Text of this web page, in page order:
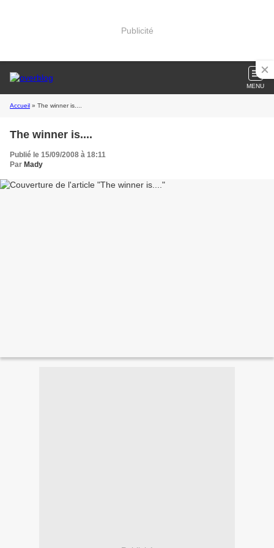
Publicité
MENU
Accueil » The winner is....
The winner is....
Publié le 15/09/2008 à 18:11
Par Mady